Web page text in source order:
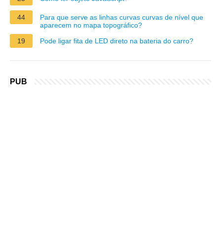
44
Para que serve as linhas curvas curvas de nível que
aparecem no mapa topográfico?
19
Pode ligar fita de LED direto na bateria do carro?
PUB